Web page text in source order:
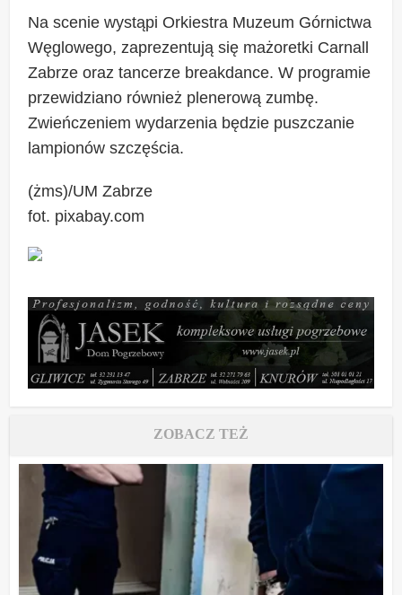
Na scenie wystąpi Orkiestra Muzeum Górnictwa
Węglowego, zaprezentują się mażoretki Carnall
Zabrze oraz tancerze breakdance. W programie
przewidziano również plenerową zumbę.
Zwieńczeniem wydarzenia będzie puszczanie
lampionów szczęścia.
(żms)/UM Zabrze
fot. pixabay.com
ZOBACZ TEŻ